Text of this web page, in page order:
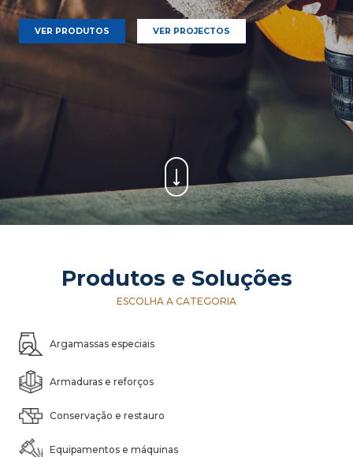
VER PRODUTOS VER PROJECTOS
Produtos e Soluções
ESCOLHA A CATEGORIA
Argamassas especiais
Armaduras e reforços
Conservação e restauro
Equipamentos e máquinas